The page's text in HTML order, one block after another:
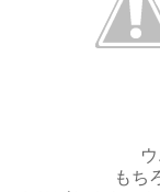
もち